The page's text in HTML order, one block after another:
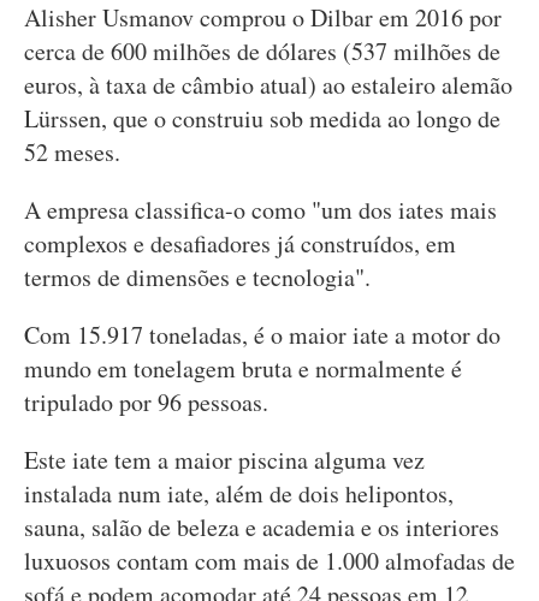
Alisher Usmanov comprou o Dilbar em 2016 por
cerca de 600 milhões de dólares (537 milhões de
euros, à taxa de câmbio atual) ao estaleiro alemão
Lürssen, que o construiu sob medida ao longo de
52 meses.
A empresa classifica-o como "um dos iates mais
complexos e desafiadores já construídos, em
termos de dimensões e tecnologia".
Com 15.917 toneladas, é o maior iate a motor do
mundo em tonelagem bruta e normalmente é
tripulado por 96 pessoas.
Este iate tem a maior piscina alguma vez
instalada num iate, além de dois helipontos,
sauna, salão de beleza e academia e os interiores
luxuosos contam com mais de 1.000 almofadas de
sofá e podem acomodar até 24 pessoas em 12